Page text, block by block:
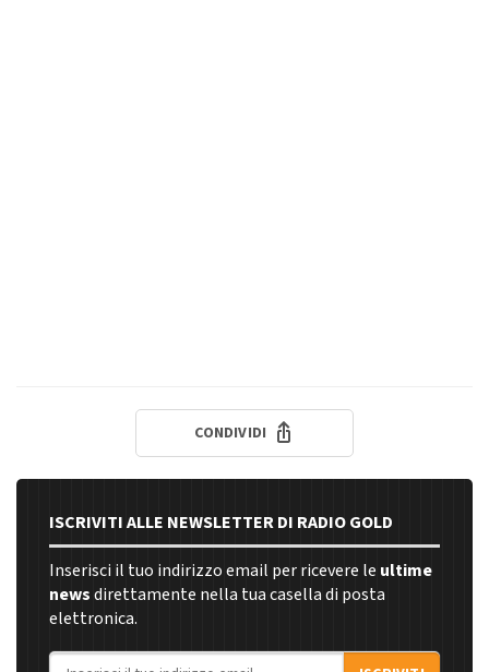
CONDIVIDI
ISCRIVITI ALLE NEWSLETTER DI RADIO GOLD
Inserisci il tuo indirizzo email per ricevere le ultime
newsdirettamente nella tua casella di posta
elettronica.
Indirizzo email